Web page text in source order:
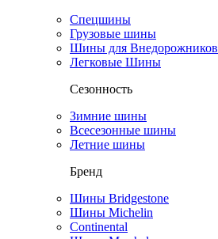
Спецшины
Грузовые шины
Шины для Внедорожников
Легковые Шины
Сезонность
Зимние шины
Всесезонные шины
Летние шины
Бренд
Шины Bridgestone
Шины Michelin
Continental